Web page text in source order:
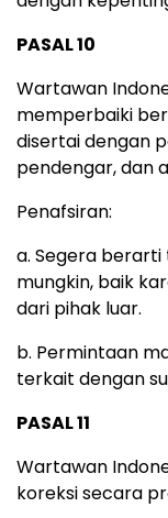
PASAL 10
Wartawan
memperbaiki
disertai dengan
pendengar, dan
Penafsiran:
a. Segera
mungkin, baik
dari pihak luar.
b. Permintaan
terkait dengan
PASAL 11
Wartawan
koreksi secara